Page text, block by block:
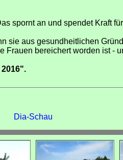
spornt an und spendet Kraft
sie aus gesundheitlichen
bereichert worden ist -
Dia-Schau